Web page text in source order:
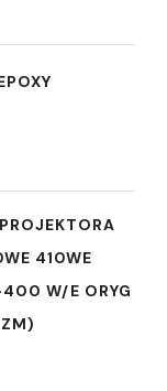
410WE
W/E ORYG